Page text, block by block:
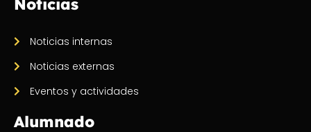
Noticias
Noticias internas
Noticias externas
Eventos y actividades
Alumnado